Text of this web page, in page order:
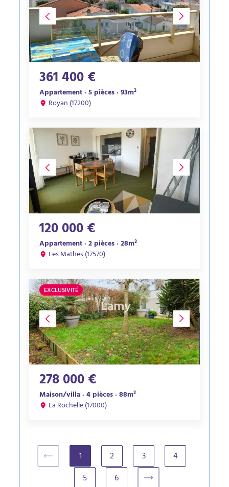
361 400 €
Appartement · 5 pièces · 93m²
Royan (17200)
120 000 €
Appartement · 2 pièces · 28m²
Les Mathes (17570)
EXCLUSIVITÉ
278 000 €
Maison/villa · 4 pièces · 88m²
La Rochelle (17000)
1(current)2 3
4
5
6